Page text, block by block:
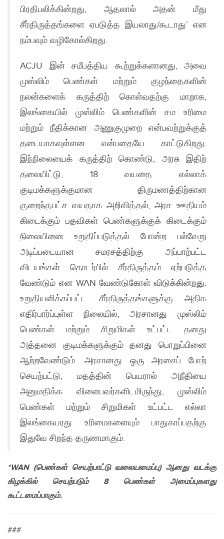
பிரதிபலிக்கின்றது, ஆதலால் அதன் மீது
சீர்திருத்தங்களை ஏபடுத்த இயலாது/கூடாது’ என
நம்பவும் வழிகோல்கிறது.
ACJU இன் சமீபத்திய கூற்றுக்களானது, அவை
முஸ்லிம் பெண்கள் மற்றும் குழந்தைகளின்
நலன்களைக் கருத்திற் கொள்வதற்கு மாறாக,
இலங்கையில் முஸ்லிம் பெண்களின் சம உரிமை
மற்றும் நீதிக்கான அணுகுமுறை என்பவற்றுக்குத்
தடையாகவுள்ளன என்பதையே காட்டுகிறது.
இந்நிலையைக் கருத்திற் கொண்டு, அரசு இதிற்
தலையிட்டு, 18 வயதை எல்லாக்
குடிமக்களுக்குமான திருமணத்திற்கான
குறைந்தபட்ச வயதாக அறிவித்தல், அரச ஊதியம்
கிடைக்கும் பதவிகள் பெண்களுக்குக் கிடைக்கும்
நிலையினை உறுதிப்படுத்தல் போன்ற பல்வேறு
அடிப்படையான சமரசத்திற்கு அப்பாற்பட்ட
விடயங்கள் தொடர்பில் சீர்திருத்தம் ஏற்படுத்த
வேண்டும் என WAN வேண்டுகோள் விடுக்கின்றது.
உறுதியளிக்கப்பட்ட சீர்திருத்தங்களுக்கு அதிக
எதிர்பார்ப்புள்ள நிலையில், அரசானது முஸ்லிம்
பெண்கள் மற்றும் சிறுமிகள் உட்பட்ட தனது
அத்தனை குடிமக்களுக்கும் தனது பொறுப்பினை
ஆற்றவேண்டும். அரசானது ஒரு அரசைப் போற்
செயற்பட்டு, மதத்தின் பெயரால் அநீதியை
அனுமதிக்க விளைபவர்களிடமிருந்து, முஸ்லிம்
பெண்கள் மற்றும் சிறுமிகள் உட்பட்ட எல்லா
இலங்கையரது உரிமைகளையும் பாதுகாப்பதற்கு
இதுவே சிறந்த தருணமாகும்.
*WAN(பெண்கள் செயற்பாட்டு வலையமைப்பு)ஆனது வடக்கு
கிழக்கில் செயற்படும் 8பெண்கள் அமைப்புகளது
கூட்டமைப்பாகும்.
###